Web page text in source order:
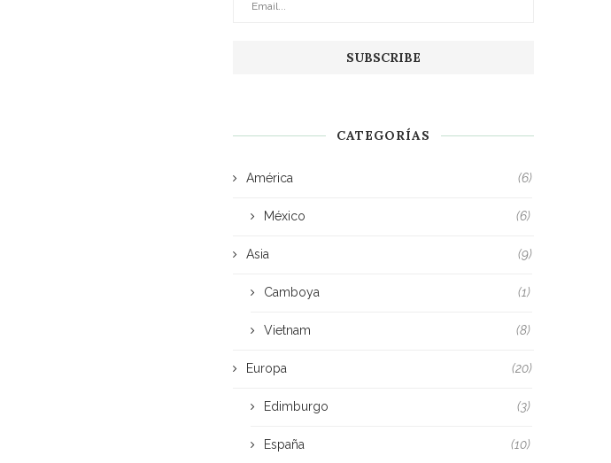
CATEGORÍAS
América (6)
México (6)
Asia (9)
Camboya (1)
Vietnam (8)
Europa (20)
Edimburgo (3)
España (10)